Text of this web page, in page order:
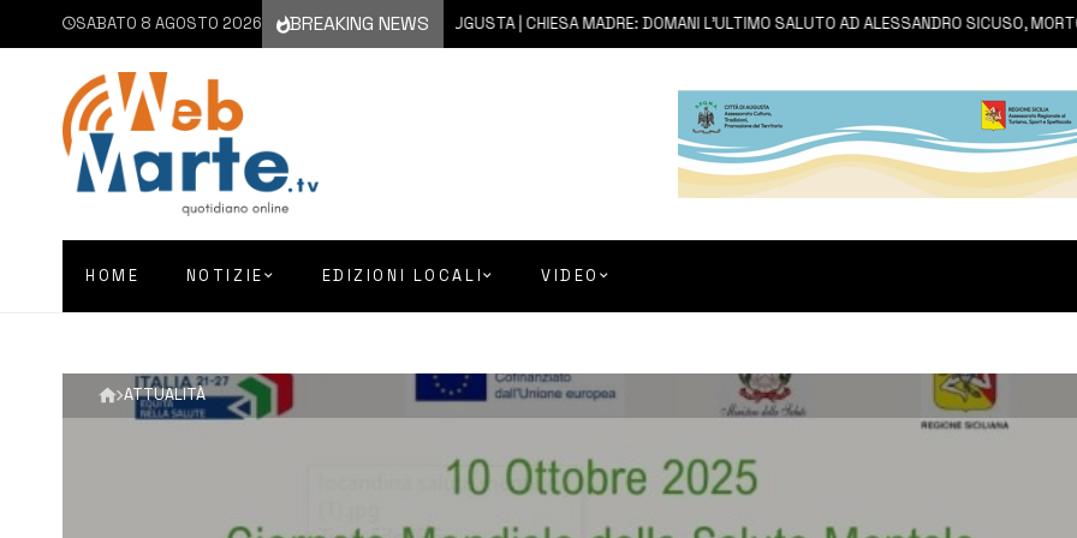
SABATO 8 AGOSTO 2026 BREAKING NEWS
8 AGOSTO 2026 AUGUSTA | CHIESA MADRE: DOMANI L’ULTIMO SALUTO AD ALESSANDRO SICUSO, MORTO IN
HOME NOTIZIE EDIZIONI LOCALI VIDEO
ATTUALITÀ